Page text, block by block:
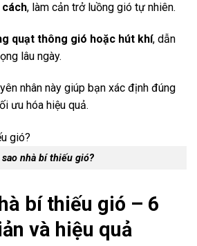
cách, làm cản trở luồng gió tự nhiên.
quạt thông gió hoặc hút khí, dẫn
lâu ngày.
nhân này giúp bạn xác định đúng
ưu hóa hiệu quả.
sao nhà bí thiếu gió?
bí thiếu gió – 6
và hiệu quả